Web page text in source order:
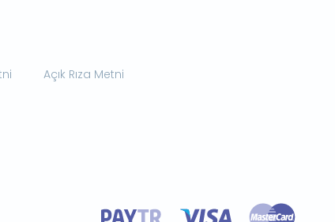
Açık Rıza Metni